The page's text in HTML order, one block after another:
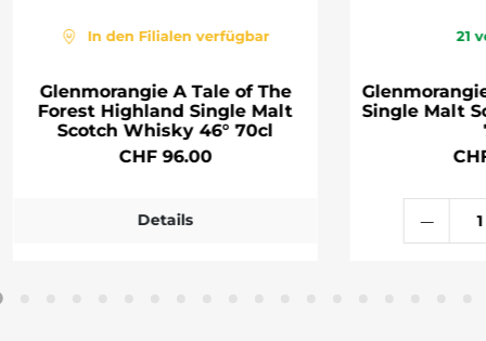
In den Filialen verfügbar
Glenmorangie A Tale of The
Forest Highland Single Malt
Scotch Whisky 46° 70cl
CHF 96.00
Details
21
Single Malt